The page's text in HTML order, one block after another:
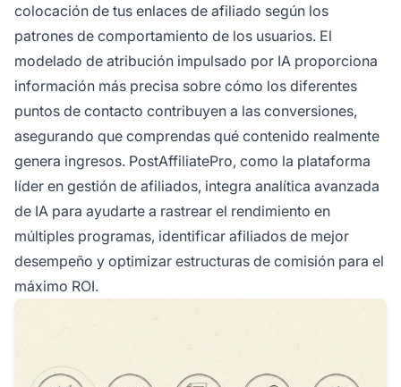
colocación de tus enlaces de afiliado según los
patrones de comportamiento de los usuarios. El
modelado de atribución impulsado por IA proporciona
información más precisa sobre cómo los diferentes
puntos de contacto contribuyen a las conversiones,
asegurando que comprendas qué contenido realmente
genera ingresos. PostAffiliatePro, como la plataforma
líder en gestión de afiliados, integra analítica avanzada
de IA para ayudarte a rastrear el rendimiento en
múltiples programas, identificar afiliados de mejor
desempeño y optimizar estructuras de comisión para el
máximo ROI.